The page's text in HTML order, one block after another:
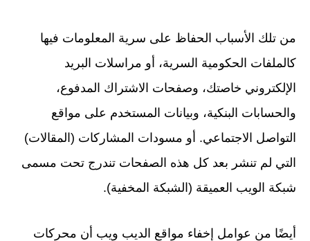
من تلك الأسباب الحفاظ على سرية المعلومات فيها
كالملفات الحكومية السرية، أو مراسلات البريد
الإلكتروني خاصتك، وصفحات الاشتراك المدفوع،
والحسابات البنكية، وبيانات المستخدم على مواقع
التواصل الاجتماعي. أو مسودات المشاركات (المقالات)
التي لم تنشر بعد كل هذه الصفحات تندرج تحت مسمى
شبكة الويب العميقة (الشبكة المخفية).
أيضًا من عوامل إخفاء مواقع الديب ويب أن محركات